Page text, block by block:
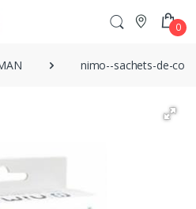
0
nimo--sachets-de-